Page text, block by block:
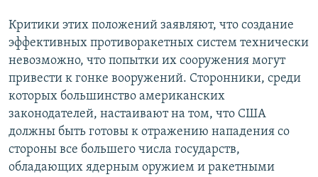
Критики этих положений заявляют, что создание
эффективных противоракетных систем технически
невозможно, что попытки их сооружения могут
привести к гонке вооружений. Сторонники, среди
которых большинство американских
законодателей, настаивают на том, что США
должны быть готовы к отражению нападения со
стороны все большего числа государств,
обладающих ядерным оружием и ракетными